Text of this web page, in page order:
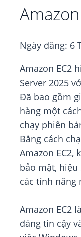
Ngày đăng: 6
Amazon EC2
Server 2025
Đã bao gồm
hàng một
chạy phiên
Bằng cách
Amazon EC2,
bảo mật, hiệu
các tính năng
Amazon EC2
đáng tin cậy